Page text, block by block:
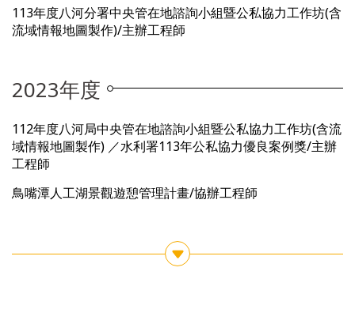
113年度八河分署中央管在地諮詢小組暨公私協力工作坊(含
流域情報地圖製作)/主辦工程師
2023年度
112年度八河局中央管在地諮詢小組暨公私協力工作坊(含流
域情報地圖製作) ／水利署113年公私協力優良案例獎/主辦
工程師
鳥嘴潭人工湖景觀遊憩管理計畫/協辦工程師
see more